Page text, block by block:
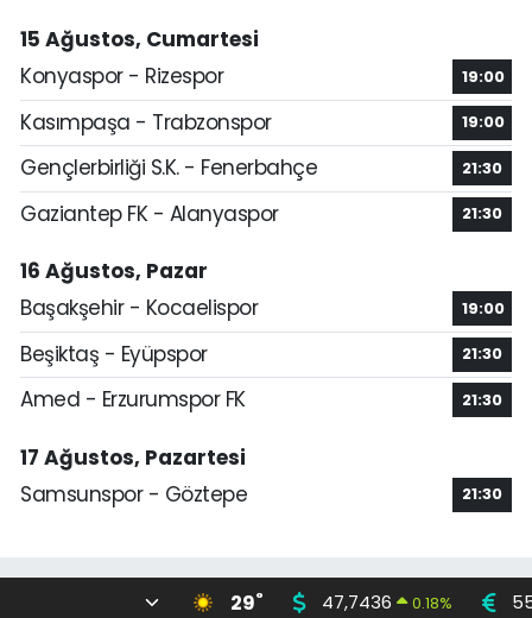
15 Ağustos, Cumartesi
Konyaspor - Rizespor
19:00
Kasımpaşa - Trabzonspor 19:00
Gençlerbirliği S.K. - Fenerbahçe 21:30
Gaziantep FK - Alanyaspor 21:30
16 Ağustos, Pazar
Başakşehir - Kocaelispor
19:00
Beşiktaş - Eyüpspor 21:30
Amed - Erzurumspor FK 21:30
17 Ağustos, Pazartesi
Samsunspor - Göztepe
21:30
29° 47,7436 0.18%